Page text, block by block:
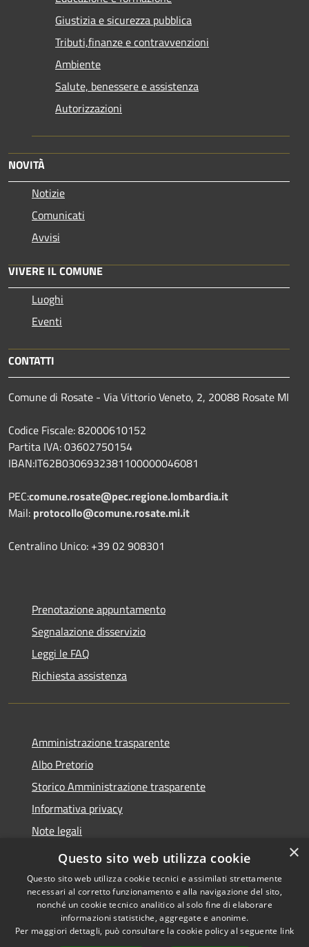
Giustizia e sicurezza pubblica
Tributi,finanze e contravvenzioni
Ambiente
Salute, benessere e assistenza
Autorizzazioni
NOVITÀ
Notizie
Comunicati
Avvisi
VIVERE IL COMUNE
Luoghi
Eventi
CONTATTI
Comune di Rosate - Via Vittorio Veneto, 2, 20088 Rosate MI
Codice Fiscale: 82000610152
Partita IVA: 03602750154
IBAN:IT62B0306932381100000046081
PEC:comune.rosate@pec.regione.lombardia.it
Mail: protocollo@comune.rosate.mi.it
Centralino Unico: +39 02 908301
Prenotazione appuntamento
Segnalazione disservizio
Leggi le FAQ
Richiesta assistenza
Amministrazione trasparente
Albo Pretorio
Storico Amministrazione trasparente
Informativa privacy
Note legali
Dichiarazione di accessibilità
Accessibilità
Copyright © 2026 • Comune di
Rosate • Powered by
×
Questo sito web utilizza cookie
Questo sito web utilizza cookie tecnici e assimilati strettamente
necessari al corretto funzionamento e alla navigazione del sito,
nonché un cookie tecnico analitico al solo fine di elaborare
informazioni statistiche, aggregate e anonime.
Per maggiori dettagli, può consultare la cookie policy al seguente link